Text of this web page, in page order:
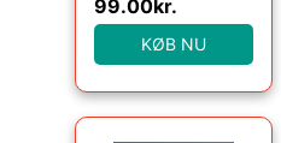
99.00kr.
KØB NU